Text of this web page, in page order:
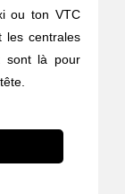
ou ton VTC
les centrales
sont là pour